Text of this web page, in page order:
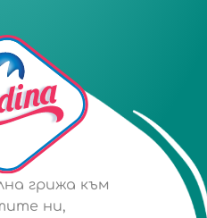
грижа към
ни,